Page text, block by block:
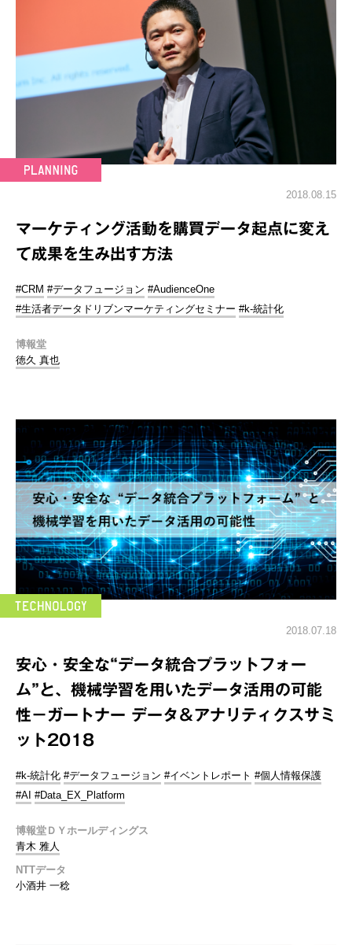
2018.08.15
マーケティング活動を購買データ起点に変え
て成果を生み出す方法
#CRM #データフュージョン #AudienceOne
#生活者データドリブンマーケティングセミナー #k-統計化
博報堂
徳久 真也
2018.07.18
安心・安全な“データ統合プラットフォー
ム”と、機械学習を用いたデータ活用の可能
性－ガートナー データ＆アナリティクスサミ
ット2018
#k-統計化 #データフュージョン #イベントレポート #個人情報保護
#AI #Data_EX_Platform
博報堂ＤＹホールディングス
青木 雅人
NTTデータ
小酒井 一稔